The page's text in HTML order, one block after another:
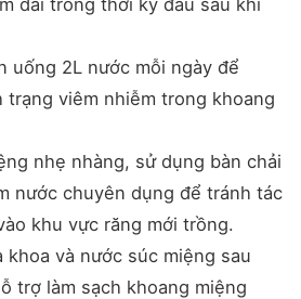
uống 2L nước mỗi ngày để
trạng viêm nhiễm trong khoang
nhẹ nhàng, sử dụng bàn chải
nước chuyên dụng để tránh tác
khu vực răng mới trồng.
khoa và nước súc miệng sau
trợ làm sạch khoang miệng